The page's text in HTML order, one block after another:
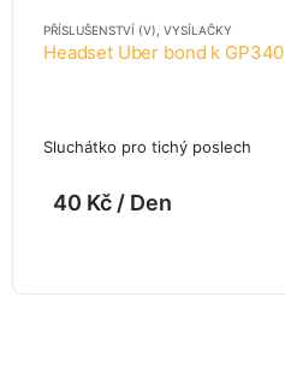
PŘÍSLUŠENSTVÍ (V) VYSÍLAČKY
Headset Uber bond k GP340
Sluchátko pro tichý poslech
40 Kč / Den